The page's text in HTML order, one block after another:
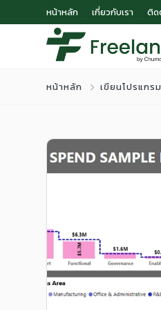
หน้าหลัก เกี่ยวกับเรา ติด
หน้าหลัก เขียนโปรแกรม